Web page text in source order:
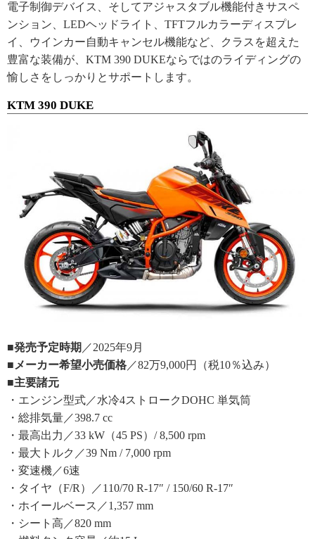
電子制御デバイス、そしてアジャスタブル機能付きサスペ
ンション、LEDヘッドライト、TFTフルカラーディスプレ
イ、ウインカー自動キャンセル機能など、クラスを超えた
豊富な装備が、KTM 390 DUKEならではのライディングの
愉しさをしっかりとサポートします。
KTM 390 DUKE
■発売予定時期 ／2025年9月
■メーカー希望小売価格 ／82万9,000円（税10％込み）
■主要諸元
・エンジン型式／水冷4ストロークDOHC 単気筒
・総排気量／398.7 cc
・最高出力／33 kW（45 PS）/ 8,500 rpm
・最大トルク／39 Nm / 7,000 rpm
・変速機／6速
・タイヤ（F/R）／110/70 R-17″ / 150/60 R-17″
・ホイールベース／1,357 mm
・シート高／820 mm